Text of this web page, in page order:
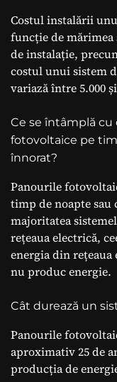
Costul instalării
funcție de
de instalație,
costul unui sistem
variază între 5.000
Ce se întâmplă
fotovoltaice pe
înnorat?
Panourile
timp de noapte sau
majoritatea
rețeaua electrică,
energia din
nu produc energie.
Cât durează un
Panourile
aproximativ 25 de
producția de